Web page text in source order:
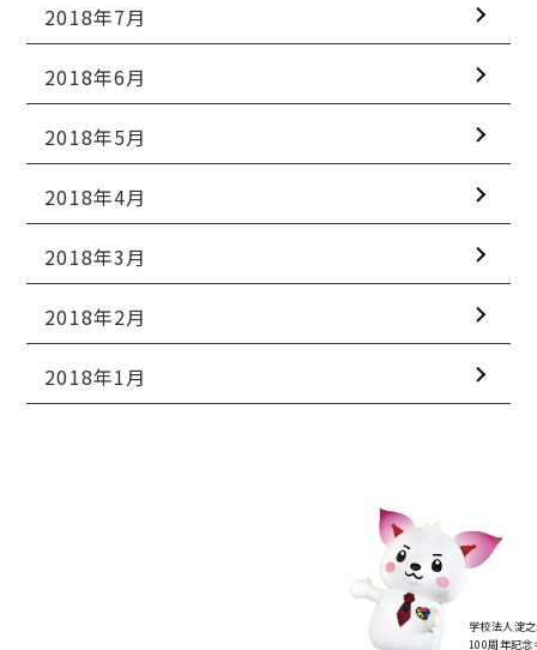
2018年7月
2018年6月
2018年5月
2018年4月
2018年3月
2018年2月
2018年1月
学校法人淀
100周年記念